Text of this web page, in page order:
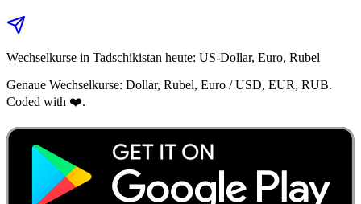
Wechselkurse in Tadschikistan heute: US‑Dollar, Euro, Rubel
Genaue Wechselkurse: Dollar, Rubel, Euro / USD, EUR, RUB.
Coded with ❤️.